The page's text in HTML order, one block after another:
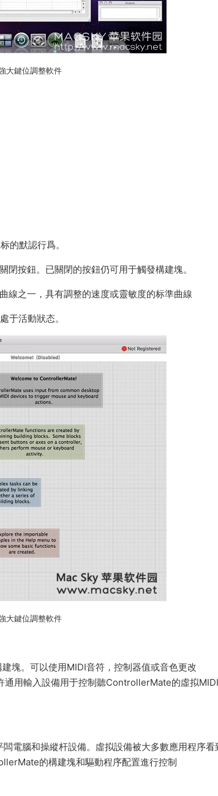
鍵位調整軟件
的默認行爲。
按鈕。已關閉的按鈕仍可用于觸發構建塊。
線之一，具有調整的速度或靈敏度的标準曲線
于活動狀态。
鍵位調整軟件
塊。可以使用MIDI音符，控制器值或音色更改
用輸入設備用于控制聽ControllerMate的虛拟
腦和操縱杆設備。虛拟設備被大多數應用程序看
的構建塊和驅動程序配置進行控制